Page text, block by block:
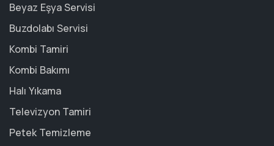
Beyaz Eşya Servisi
Buzdolabı Servisi
Kombi Tamiri
Kombi Bakımı
Halı Yıkama
Televizyon Tamiri
Petek Temizleme